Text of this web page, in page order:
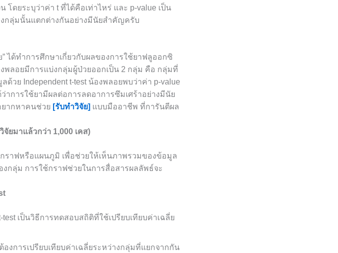
โดยระบุว่าค่า t ที่ได้คือเท่าไหร่ และ p-value เป็น
งกลุ่มนั้นแตกต่างกันอย่างมีนัยสำคัญครับ
ได้ทำการศึกษาเกี่ยวกับผลของการใช้ยาฟลูออกซิ
พลอยมีการแบ่งกลุ่มผู้ป่วยออกเป็น 2 กลุ่ม คือ กลุ่มที่
วย Independent t-test น้องพลอยพบว่าค่า p-value
าการใช้ยามีผลต่อการลดอาการซึมเศร้าอย่างมีนัย
ากหาคนช่วย [รับทำวิจัย] แบบมืออาชีพ ที่การันตีผล
ยมาแล้วกว่า 1,000 เคส)
าฟหรือแผนภูมิ เพื่อช่วยให้เห็นภาพรวมของข้อมูล
งกลุ่ม การใช้กราฟช่วยในการสื่อสารผลลัพธ์จะ
test เป็นวิธีการทดสอบสถิติที่ใช้เปรียบเทียบค่าเฉลี่ย
ต้องการเปรียบเทียบค่าเฉลี่ยระหว่างกลุ่มที่แยกจากกัน